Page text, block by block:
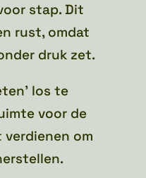
stap. Dit
rust, omdat
druk zet.
los te
voor de
om